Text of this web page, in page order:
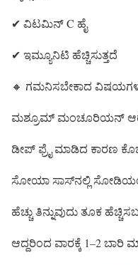
✔ ವಿಟಮಿನ್ C ಹೈ
✔ ಇಮ್ಯೂನಿಟಿ ಹೆಚ್ಚಿಸುತ್ತದೆ
🔸 ಗಮನಿಸಬೇಕಾದ ವಿಷಯಗಳು
ಮಶ್ರೂಮ್ ಮಂಚೂರಿಯನ್
ಡೀಪ್ ಫ್ರೈ ಮಾಡಿದ ಕಾರಣ
ಸೋಯಾ ಸಾಸ್‌ನಲ್ಲಿ ಸೋಡಿಯಂ
ಹೆಚ್ಚು ತಿನ್ನುವುದು ತೂಕ
ಆದ್ದರಿಂದ ವಾರಕ್ಕೆ 1–2 ಬಾರಿ